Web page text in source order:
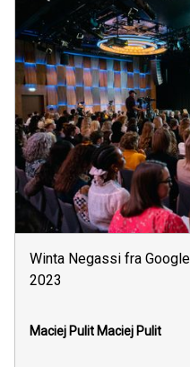
Winta Negassi fra
2023
Maciej Pulit Maciej Pulit